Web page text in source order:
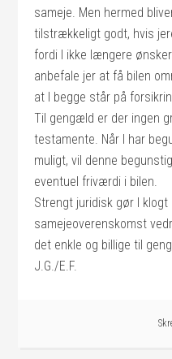
sameje. Men hermed
tilstrækkeligt godt, hvis
fordi I ikke længere
anbefale jer at få bilen
at I begge står på
Til gengæld er der ingen
testamente. Når I har
muligt, vil denne
eventuel friværdi i bilen.
Strengt juridisk gør I
samejeoverenskomst
det enkle og billige til
J.G./E.F.